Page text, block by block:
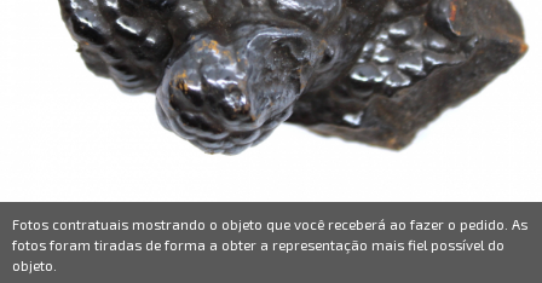
Fotos contratuais mostrando o objeto que você receberá ao fazer o pedido. As
fotos foram tiradas de forma a obter a representação mais fiel possível do
objeto.